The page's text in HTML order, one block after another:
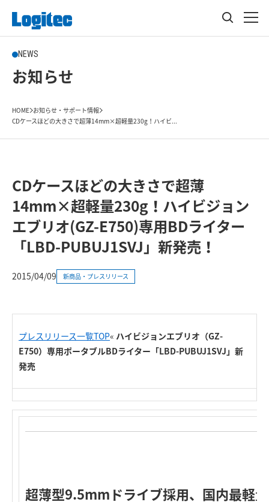
NEWS
お知らせ
HOME お知らせ・サポート情報
CDケースほどの大きさで超薄14mm×超軽量230g！ハイビ...
CDケースほどの大きさで超薄
14mm×超軽量230g！ハイビジョン
エブリオ(GZ-E750)専用BDライター
「LBD-PUBUJ1SVJ」新発売！
2015/04/09 新商品・プレスリリース
プレスリリース一覧TOP« ハイビジョンエブリオ（GZ-
E750）専用ポータブルBDライター「LBD-PUBUJ1SVJ」新
発売
超薄型9.5mmドライブ採用、国内最軽